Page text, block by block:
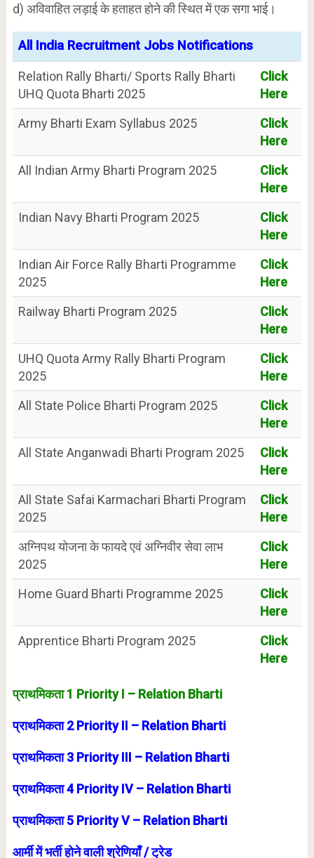
d) अविवाहित लड़ाई के हताहत होने की स्थित में एक सगा भाई।
All India Recruitment Jobs Notifications
Relation Rally Bharti/ Sports Rally Bharti
UHQ Quota Bharti 2025
Click
Here
Army Bharti Exam Syllabus 2025
Click
Here
All Indian Army Bharti Program 2025
Click
Here
Indian Navy Bharti Program 2025
Click
Here
Indian Air Force Rally Bharti Programme
2025
Click
Here
Railway Bharti Program 2025
Click
Here
UHQ Quota Army Rally Bharti Program
2025
Click
Here
All State Police Bharti Program 2025
Click
Here
All State Anganwadi Bharti Program 2025
Click
Here
All State Safai Karmachari Bharti Program
2025
Click
Here
अग्निपथ योजना के फायदे एवं अग्निवीर सेवा लाभ
2025
Click
Here
Home Guard Bharti Programme 2025
Click
Here
Apprentice Bharti Program 2025
Click
Here
प्राथमिकता 1 Priority I – Relation Bharti
प्राथमिकता 2 Priority II – Relation Bharti
प्राथमिकता 3 Priority III – Relation Bharti
प्राथमिकता 4 Priority IV – Relation Bharti
प्राथमिकता 5 Priority V – Relation Bharti
आर्मी में भर्ती होने वाली श्रेणियाँ / ट्रेड